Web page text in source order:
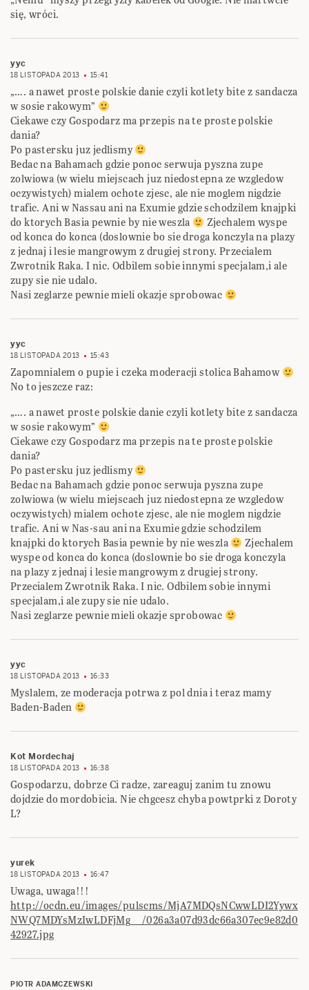
się, wróci.
yyc
18 LISTOPADA 2013 15:41
„…. a nawet proste polskie danie czyli kotlety bite z sandacza
w sosie rakowym”
Ciekawe czy Gospodarz ma przepis na te proste polskie
dania?
Po pastersku juz jedlismy
Bedac na Bahamach gdzie ponoc serwuja pyszna zupe
zolwiowa (w wielu miejscach juz niedostepna ze wzgledow
oczywistych) mialem ochote zjesc, ale nie moglem nigdzie
trafic. Ani w Nassau ani na Exumie gdzie schodzilem knajpki
do ktorych Basia pewnie by nie weszla
Zjechalem wyspe
od konca do konca (doslownie bo sie droga konczyla na plazy
z jednaj i lesie mangrowym z drugiej strony. Przecialem
Zwrotnik Raka. I nic. Odbilem sobie innymi specjalam,i ale
zupy sie nie udalo.
Nasi zeglarze pewnie mieli okazje sprobowac
yyc
18 LISTOPADA 2013 15:43
Zapomnialem o pupie i czeka moderacji stolica Bahamow
No to jeszcze raz:
„…. a nawet proste polskie danie czyli kotlety bite z sandacza
w sosie rakowym”
Ciekawe czy Gospodarz ma przepis na te proste polskie
dania?
Po pastersku juz jedlismy
Bedac na Bahamach gdzie ponoc serwuja pyszna zupe
zolwiowa (w wielu miejscach juz niedostepna ze wzgledow
oczywistych) mialem ochote zjesc, ale nie moglem nigdzie
trafic. Ani w Nas-sau ani na Exumie gdzie schodzilem
knajpki do ktorych Basia pewnie by nie weszla
Zjechalem
wyspe od konca do konca (doslownie bo sie droga konczyla
na plazy z jednaj i lesie mangrowym z drugiej strony.
Przecialem Zwrotnik Raka. I nic. Odbilem sobie innymi
specjalam,i ale zupy sie nie udalo.
Nasi zeglarze pewnie mieli okazje sprobowac
yyc
18 LISTOPADA 2013 16:33
Myslalem, ze moderacja potrwa z pol dnia i teraz mamy
Baden-Baden
Kot Mordechaj
18 LISTOPADA 2013 16:38
Gospodarzu, dobrze Ci radze, zareaguj zanim tu znowu
dojdzie do mordobicia. Nie chgcesz chyba powtprki z Doroty
L?
yurek
18 LISTOPADA 2013 16:47
Uwaga, uwaga!!!
http://ocdn.eu/images/pulscms/MjA7MDQsNCwwLDI2Yywx
NWQ7MDYsMzIwLDFjMg__/026a3a07d93dc66a307ec9e82d0
42927.jpg
PIOTR ADAMCZEWSKI